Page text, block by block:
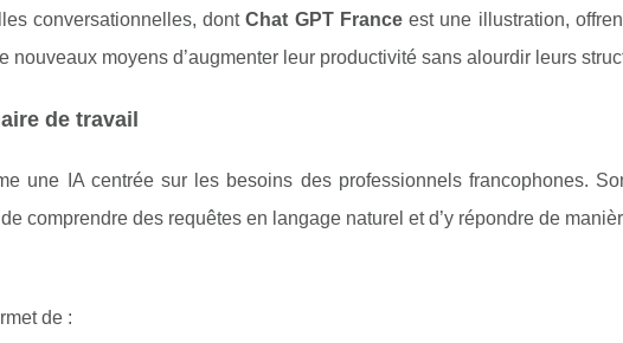
conversationnelles, dontChat GPT Franceest une illustration,
nouveaux moyens d’augmenter leur productivité sans alourdir leurs
de travail
une IA centrée sur les besoins des professionnels francophones.
comprendre des requêtes en langage naturel et d’y répondre de
de :